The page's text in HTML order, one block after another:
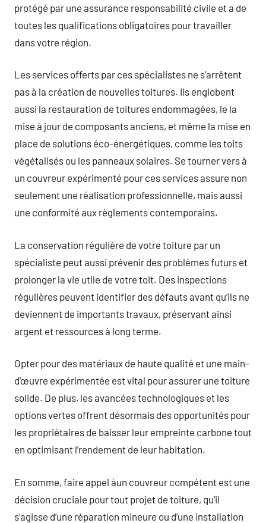
protégé par une assurance responsabilité civile et a de
toutes les qualifications obligatoires pour travailler
dans votre région.
Les services offerts par ces spécialistes ne s’arrêtent
pas à la création de nouvelles toitures. Ils englobent
aussi la restauration de toitures endommagées, le la
mise à jour de composants anciens, et même la mise en
place de solutions éco-énergétiques, comme les toits
végétalisés ou les panneaux solaires. Se tourner vers à
un couvreur expérimenté pour ces services assure non
seulement une réalisation professionnelle, mais aussi
une conformité aux règlements contemporains.
La conservation régulière de votre toiture par un
spécialiste peut aussi prévenir des problèmes futurs et
prolonger la vie utile de votre toit. Des inspections
régulières peuvent identifier des défauts avant qu’ils ne
deviennent de importants travaux, préservant ainsi
argent et ressources à long terme.
Opter pour des matériaux de haute qualité et une main-
d’œuvre expérimentée est vital pour assurer une toiture
solide. De plus, les avancées technologiques et les
options vertes offrent désormais des opportunités pour
les propriétaires de baisser leur empreinte carbone tout
en optimisant l’rendement de leur habitation.
En somme, faire appel àun couvreur compétent est une
décision cruciale pour tout projet de toiture, qu’il
s’agisse d’une réparation mineure ou d’une installation